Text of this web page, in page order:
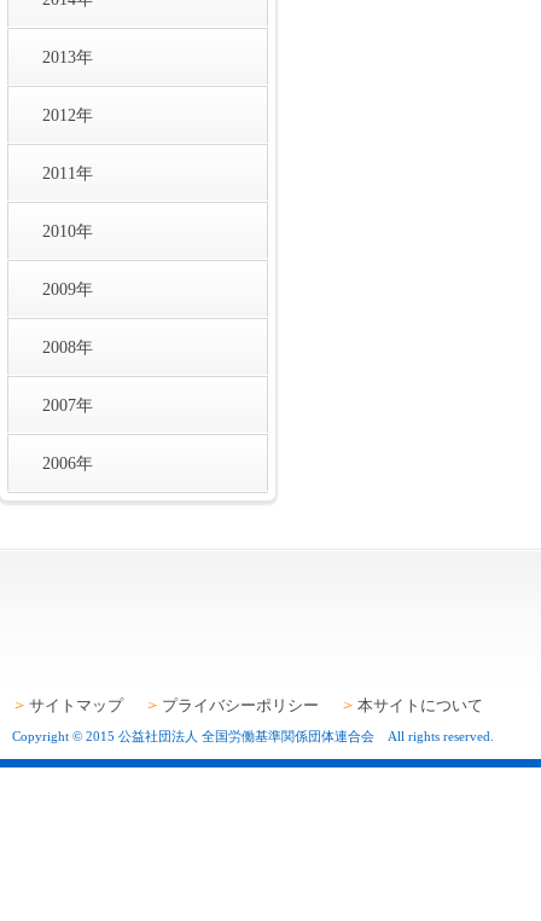
2013年
2012年
2011年
2010年
2009年
2008年
2007年
2006年
サイトマップ プライバシーポリシー 本サイトについて
Copyright © 2015 公益社団法人 全国労働基準関係団体連合会 All rights reserved.